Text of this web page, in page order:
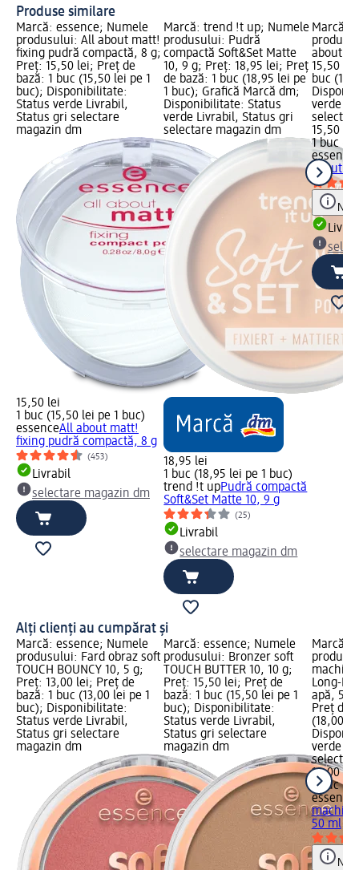
Produse similare
Marcă: essence; Numele
produsului: All about matt!
fixing pudră compactă, 8 g;
Preț: 15,50 lei; Preț de
bază: 1 buc (15,50 lei pe 1
buc); Disponibilitate:
Status verde Livrabil,
Status gri selectare
magazin dm
15,50 lei
1 buc (15,50 lei pe 1 buc)
essenceAll about matt!
fixing pudră compactă, 8 g
(453)
Livrabil
selectare magazin dm
Marcă: trend !t up; Numele
produsului: Pudră
compactă Soft&Set Matte
10, 9 g; Preț: 18,95 lei; Preț
de bază: 1 buc (18,95 lei pe
1 buc); Grafică Marcă dm;
Disponibilitate: Status
verde Livrabil, Status gri
selectare magazin dm
18,95 lei
1 buc (18,95 lei pe 1 buc)
trend !t upPudră compactă
Soft&Set Matte 10, 9 g
(25)
Livrabil
selectare magazin dm
Marcă:
about
15,50
buc
verde
15,50 lei
1 buc
essence
about
Notă
Alți clienți au cumpărat și
Marcă: essence; Numele
produsului: Fard obraz soft
TOUCH BOUNCY 10, 5 g;
Preț: 13,00 lei; Preț de
bază: 1 buc (13,00 lei pe 1
buc); Disponibilitate:
Status verde Livrabil,
Status gri selectare
magazin dm
Marcă: essence; Numele
produsului: Bronzer soft
TOUCH BUTTER 10, 10 g;
Preț: 15,50 lei; Preț de
bază: 1 buc (15,50 lei pe 1
buc); Disponibilitate:
Status verde Livrabil,
Status gri selectare
magazin dm
Marcă:
machiaj
Long-
apă, 50
Preț de
(18,00
verde
18,00 lei
1 buc
essence
machiaj
50 ml
Notă